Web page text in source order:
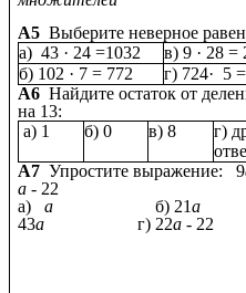
А5 Выберите неверное
а) 43 · 24 =1032
в) 9 · 28 =
б) 102 · 7 = 772
г) 724· 5
А6 Найдите остаток от
на 13:
а) 1
б) 0 в) 8
г)
А7 Упростите выражение: 9
а - 22
а)а б) 21а
43а г) 22а - 22